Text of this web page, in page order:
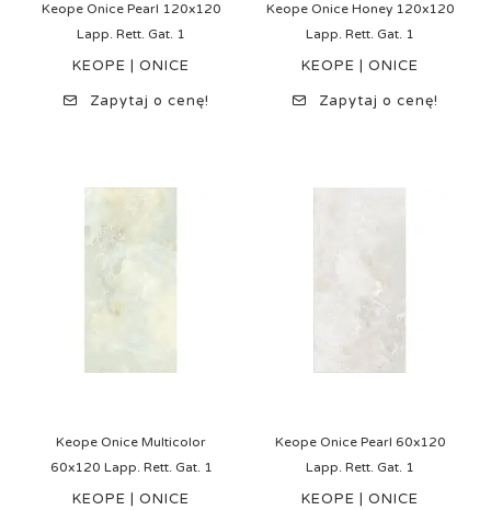
Keope Onice Pearl 120x120
Lapp. Rett. Gat. 1
KEOPE | ONICE
Zapytaj o cenę!
Keope Onice Honey 120x120
Lapp. Rett. Gat. 1
KEOPE | ONICE
Zapytaj o cenę!
Keope Onice Multicolor
60x120 Lapp. Rett. Gat. 1
KEOPE | ONICE
Keope Onice Pearl 60x120
Lapp. Rett. Gat. 1
KEOPE | ONICE